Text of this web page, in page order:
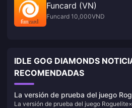
Funcard (VN)
Funcard 10,000VND
IDLE GOG DIAMONDS
RECOMENDADAS
La versión de prueba del juego
“Indomitable” está en línea hoy
La versión de prueba del juego